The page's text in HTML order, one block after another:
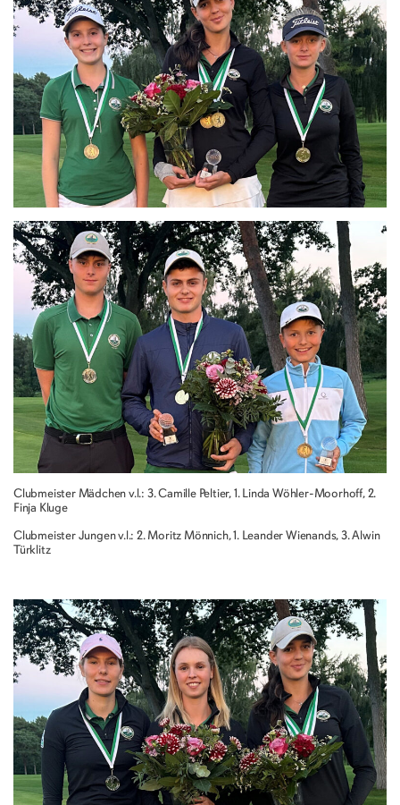
Clubmeister Mädchen v.l.: 3. Camille Peltier, 1. Linda Wöhler-Moorhoff, 2.
Finja Kluge
Clubmeister Jungen v.l.: 2. Moritz Mönnich, 1. Leander Wienands, 3. Alwin
Türklitz